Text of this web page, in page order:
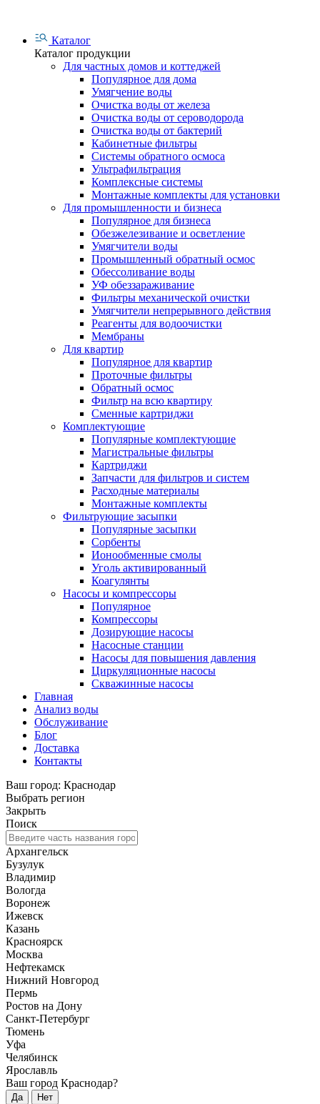
Каталог
Каталог продукции
Для частных домов и коттеджей
Популярное для дома
Умягчение воды
Очистка воды от железа
Очистка воды от сероводорода
Очистка воды от бактерий
Кабинетные фильтры
Системы обратного осмоса
Ультрафильтрация
Комплексные системы
Монтажные комплекты для установки
Для промышленности и бизнеса
Популярное для бизнеса
Обезжелезивание и осветление
Умягчители воды
Промышленный обратный осмос
Обессоливание воды
УФ обеззараживание
Фильтры механической очистки
Умягчители непрерывного действия
Реагенты для водоочистки
Мембраны
Для квартир
Популярное для квартир
Проточные фильтры
Обратный осмос
Фильтр на всю квартиру
Сменные картриджи
Комплектующие
Популярные комплектующие
Магистральные фильтры
Картриджи
Запчасти для фильтров и систем
Расходные материалы
Монтажные комплекты
Фильтрующие засыпки
Популярные засыпки
Сорбенты
Ионообменные смолы
Уголь активированный
Коагулянты
Насосы и компрессоры
Популярное
Компрессоры
Дозирующие насосы
Насосные станции
Насосы для повышения давления
Циркуляционные насосы
Скважинные насосы
Главная
Анализ воды
Обслуживание
Блог
Доставка
Контакты
Ваш город: Краснодар
Выбрать регион
Закрыть
Поиск
Архангельск
Бузулук
Владимир
Вологда
Воронеж
Ижевск
Казань
Красноярск
Москва
Нефтекамск
Нижний Новгород
Пермь
Ростов на Дону
Санкт-Петербург
Тюмень
Уфа
Челябинск
Ярославль
Ваш город Краснодар?
Да Нет